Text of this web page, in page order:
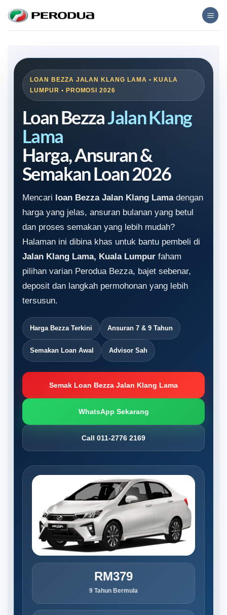
content
LOAN BEZZA JALAN KLANG LAMA • KUALA
LUMPUR • PROMOSI 2026
Loan BezzaJalan Klang
Lama
Harga, Ansuran &
Semakan Loan 2026
Mencari loan Bezza Jalan Klang Lamadengan
harga yang jelas, ansuran bulanan yang betul
dan proses semakan yang lebih mudah?
Halaman ini dibina khas untuk bantu pembeli di
Jalan Klang Lama, Kuala Lumpur faham
pilihan varian Perodua Bezza, bajet sebenar,
deposit dan langkah permohonan yang lebih
tersusun.
Harga Bezza Terkini Ansuran 7 & 9 Tahun
Semakan Loan Awal Advisor Sah
Semak Loan Bezza Jalan Klang Lama
WhatsApp Sekarang
Call 011-2776 2169
RM379
9 Tahun Bermula